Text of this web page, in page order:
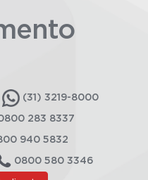
(31) 3219-8000
283 8337
940 5832
0800 580 3346